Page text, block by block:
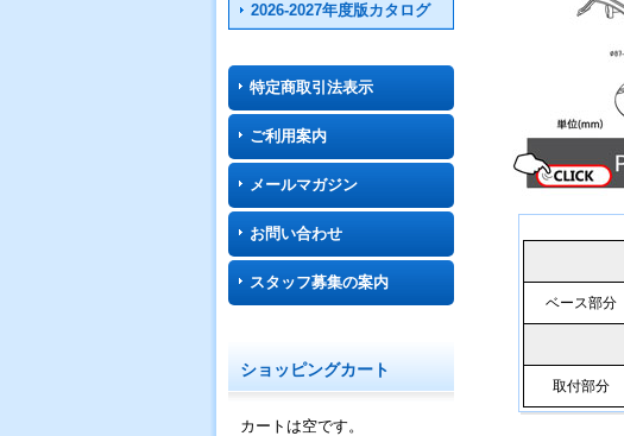
2026-2027年度版カタログ
特定商取引法表示
ご利用案内
メールマガジン
お問い合わせ
スタッフ募集の案内
ショッピングカート
カートは空です。
ベース部分
取付部分